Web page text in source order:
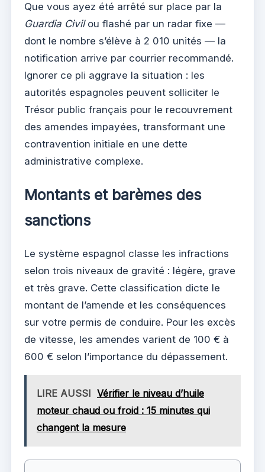
Que vous ayez été arrêté sur place par la
Guardia Civilou flashé par un radar fixe —
dont le nombre s’élève à 2 010 unités — la
notification arrive par courrier recommandé.
Ignorer ce pli aggrave la situation : les
autorités espagnoles peuvent solliciter le
Trésor public français pour le recouvrement
des amendes impayées, transformant une
contravention initiale en une dette
administrative complexe.
Montants et barèmes des
sanctions
Le système espagnol classe les infractions
selon trois niveaux de gravité : légère, grave
et très grave. Cette classification dicte le
montant de l’amende et les conséquences
sur votre permis de conduire. Pour les excès
de vitesse, les amendes varient de 100 € à
600 € selon l’importance du dépassement.
LIRE AUSSI Vérifier le niveau d’huile
moteur chaud ou froid : 15 minutes qui
changent la mesure